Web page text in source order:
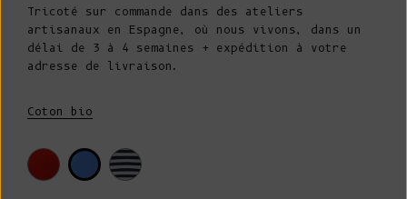
Tricoté sur commande dans des ateliers
artisanaux en Espagne, où nous vivons, dans un
délai de 3 à 4 semaines + expédition à votre
adresse de livraison.
Coton bio